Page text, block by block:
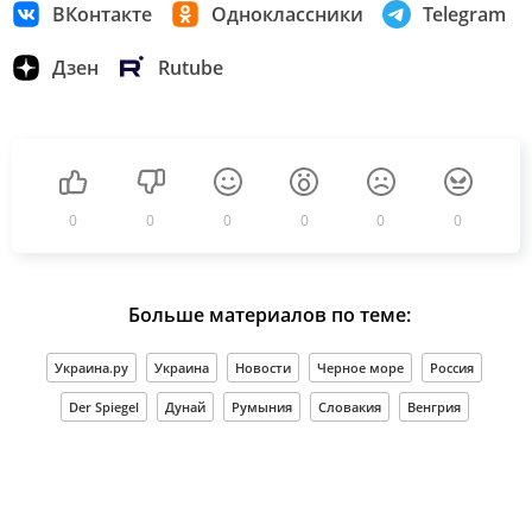
ВКонтакте Одноклассники Telegram
Дзен Rutube
0 0 0 0 0 0
Больше материалов по теме:
Украина.ру Украина Новости Черное море Россия
Der Spiegel Дунай Румыния Словакия Венгрия